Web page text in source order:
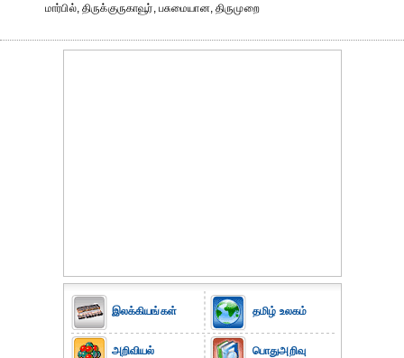
மார்பில், திருக்குருகாவூர், பசுமையான, திருமுறை
இலக்கியங்கள்
அறிவியல்
தமிழ் உலகம்
பொதுஅறிவு